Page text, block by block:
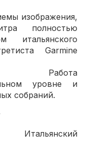
полностью
итальянского
Garmine
уровне и
собраний.
-1916).